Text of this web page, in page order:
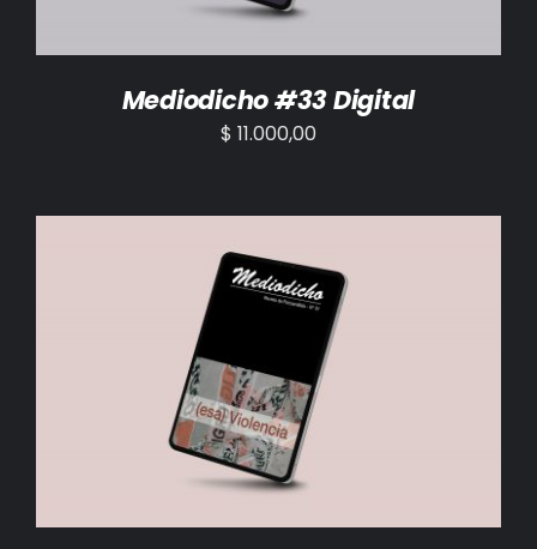
Mediodicho #33 Digital
$ 11.000,00
AÑADIR AL CARRITO /